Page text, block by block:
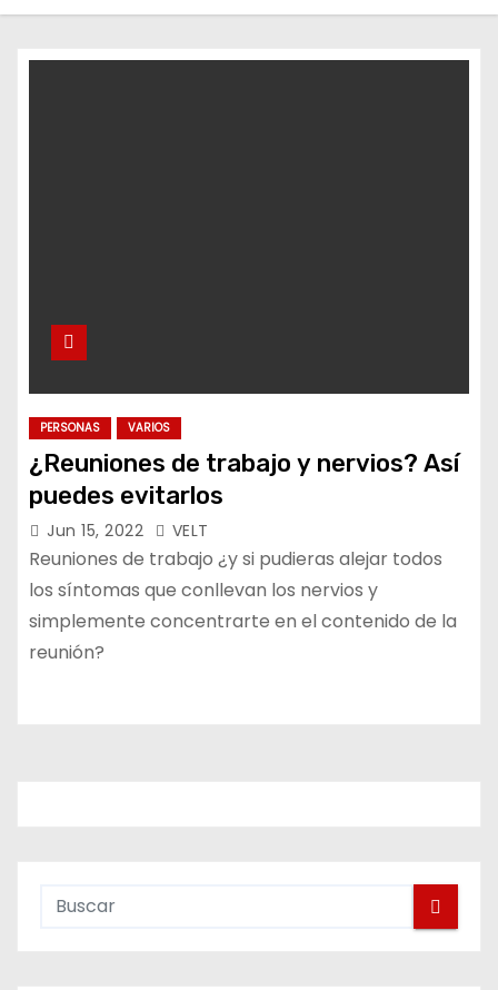
o
PERSONAS VARIOS
¿Reuniones de trabajo y nervios? Así
puedes evitarlos
Jun 15, 2022 VELT
Reuniones de trabajo ¿y si pudieras alejar todos
los síntomas que conllevan los nervios y
simplemente concentrarte en el contenido de la
reunión?